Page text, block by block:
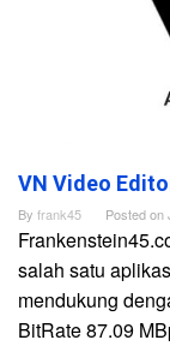
VN Video
By frank45 Posted on
salah satu
mendukung
BitRate 87.09